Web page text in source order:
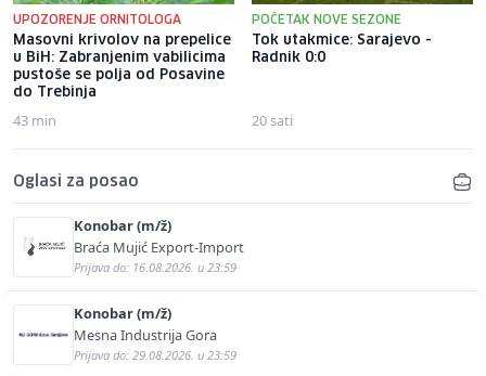
UPOZORENJE ORNITOLOGA
Masovni krivolov na prepelice
u BiH: Zabranjenim vabilicima
pustoše se polja od Posavine
do Trebinja
43 min
POČETAK NOVE SEZONE
Tok utakmice: Sarajevo -
Radnik 0:0
20 sati
Oglasi za posao
Konobar (m/ž)
Braća Mujić Export-Import
Prijava do: 16.08.2026. u 23:59
Konobar (m/ž)
Mesna Industrija Gora
Prijava do: 29.08.2026. u 23:59